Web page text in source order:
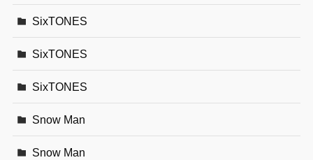
SixTONES
SixTONES
SixTONES
Snow Man
Snow Man